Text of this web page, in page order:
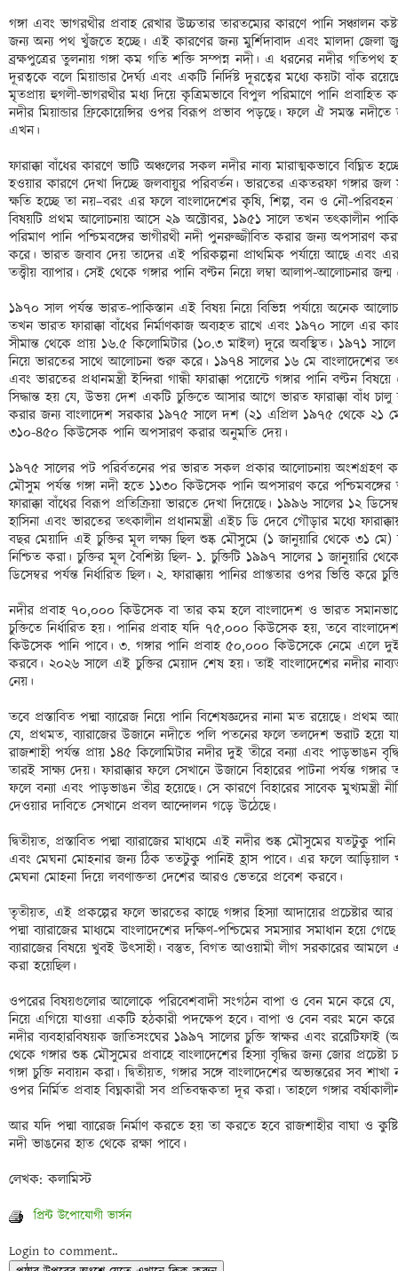
গঙ্গা এবং ভাগরথীর প্রবাহ রেখার উচ্চতার তারতম্যের কারণে পানি সঞ্চালন
জন্য অন্য পথ খুঁজতে হচ্ছে। এই কারণের জন্য মুর্শিদাবাদ এবং মালদা জেলা
ব্রক্ষপুত্রের তুলনায় গঙ্গা কম গতি শক্তি সম্পন্ন নদী। এ ধরনের নদীর
দূরত্বকে বলে মিয়ান্ডার দৈর্ঘ্য এবং একটি নির্দিষ্ট দূরত্বের মধ্যে কয়টা বাঁক
মৃতপ্রায় হুগলী-ভাগরথীর মধ্য দিয়ে কৃত্রিমভাবে বিপুল পরিমাণে পানি
নদীর মিয়ান্ডার ফ্রিকোয়েন্সির ওপর বিরূপ প্রভাব পড়ছে। ফলে ঐ সমস্ত নদীতে
এখন।
ফারাক্কা বাঁধের কারণে ভাটি অঞ্চলের সকল নদীর নাব্য মারাত্মকভাবে বিঘ্নিত
হওয়ার কারণে দেখা দিচ্ছে জলবায়ুর পরিবর্তন। ভারতের একতরফা গঙ্গার জল
ক্ষতি হচ্ছে তা নয়–বরং এর ফলে বাংলাদেশের কৃষি, শিল্প, বন ও নৌ-পরিবহন
বিষয়টি প্রথম আলোচনায় আসে ২৯ অক্টোবর, ১৯৫১ সালে তখন তৎকালীন
পরিমাণ পানি পশ্চিমবঙ্গের ভাগীরথী নদী পুনরুজ্জীবিত করার জন্য অপসারণ
করে। ভারত জবাব দেয় তাদের এই পরিকল্পনা প্রাথমিক পর্যায়ে আছে এবং
তত্ত্বীয় ব্যাপার। সেই থেকে গঙ্গার পানি বণ্টন নিয়ে লম্বা আলাপ-আলোচনার
১৯৭০ সাল পর্যন্ত ভারত-পাকিস্তান এই বিষয় নিয়ে বিভিন্ন পর্যায়ে অনেক
তখন ভারত ফারাক্কা বাঁধের নির্মাণকাজ অব্যহত রাখে এবং ১৯৭০ সালে এর
সীমান্ত থেকে প্রায় ১৬.৫ কিলোমিটার (১০.৩ মাইল) দূরে অবস্থিত। ১৯৭১
নিয়ে ভারতের সাথে আলোচনা শুরু করে। ১৯৭৪ সালের ১৬ মে বাংলাদেশের
এবং ভারতের প্রধানমন্ত্রী ইন্দিরা গান্ধী ফারাক্কা পয়েন্টে গঙ্গার পানি বণ্টন
সিদ্ধান্ত হয় যে, উভয় দেশ একটি চুক্তিতে আসার আগে ভারত ফারাক্কা বাঁধ
করার জন্য বাংলাদেশ সরকার ১৯৭৫ সালে দশ (২১ এপ্রিল ১৯৭৫ থেকে ২১
৩১০-৪৫০ কিউসেক পানি অপসারণ করার অনুমতি দেয়।
১৯৭৫ সালের পট পরির্বতনের পর ভারত সকল প্রকার আলোচনায় অংশগ্রহণ
মৌসুম পর্যন্ত গঙ্গা নদী হতে ১১৩০ কিউসেক পানি অপসারণ করে পশ্চিমবঙ্গের
ফারাক্কা বাঁধের বিরূপ প্রতিক্রিয়া ভারতে দেখা দিয়েছে। ১৯৯৬ সালের ১২
হাসিনা এবং ভারতের তৎকালীন প্রধানমন্ত্রী এইচ ডি দেবে গৌড়ার মধ্যে
বছর মেয়াদি এই চুক্তির মূল লক্ষ্য ছিল শুষ্ক মৌসুমে (১ জানুয়ারি থেকে ৩১ মে)
নিশ্চিত করা। চুক্তির মূল বৈশিষ্ট্য ছিল- ১. চুক্তিটি ১৯৯৭ সালের ১ জানুয়ারি
ডিসেম্বর পর্যন্ত নির্ধারিত ছিল। ২. ফারাক্কায় পানির প্রাপ্ততার ওপর ভিত্তি করে
নদীর প্রবাহ ৭০,০০০ কিউসেক বা তার কম হলে বাংলাদেশ ও ভারত
চুক্তিতে নির্ধারিত হয়। পানির প্রবাহ যদি ৭৫,০০০ কিউসেক হয়, তবে
কিউসেক পানি পাবে। ৩. গঙ্গার পানি প্রবাহ ৫০,০০০ কিউসেকে নেমে এলে
করবে। ২০২৬ সালে এই চুক্তির মেয়াদ শেষ হয়। তাই বাংলাদেশের নদীর
নেয়।
তবে প্রস্তাবিত পদ্মা ব্যারেজ নিয়ে পানি বিশেষজ্ঞদের নানা মত রয়েছে।
যে, প্রথমত, ব্যারাজের উজানে নদীতে পলি পতনের ফলে তলদেশ ভরাট হয়ে
রাজশাহী পর্যন্ত প্রায় ১৪৫ কিলোমিটার নদীর দুই তীরে বন্যা এবং পাড়ভাঙন
তারই সাক্ষ্য দেয়। ফারাক্কার ফলে সেখানে উজানে বিহারের পাটনা পর্যন্ত
ফলে বন্যা এবং পাড়ভাঙন তীব্র হয়েছে। সে কারণে বিহারের সাবেক মুখ্যমন্ত্রী
দেওয়ার দাবিতে সেখানে প্রবল আন্দোলন গড়ে উঠেছে।
দ্বিতীয়ত, প্রস্তাবিত পদ্মা ব্যারাজের মাধ্যমে এই নদীর শুষ্ক মৌসুমের যতটুকু
এবং মেঘনা মোহনার জন্য ঠিক ততটুকু পানিই হ্রাস পাবে। এর ফলে আড়িয়াল
মেঘনা মোহনা দিয়ে লবণাক্ততা দেশের আরও ভেতরে প্রবেশ করবে।
তৃতীয়ত, এই প্রকল্পের ফলে ভারতের কাছে গঙ্গার হিস্যা আদায়ের প্রচেষ্টার
পদ্মা ব্যারাজের মাধ্যমে বাংলাদেশের দক্ষিণ-পশ্চিমের সমস্যার সমাধান হয়ে
ব্যারাজের বিষয়ে খুবই উৎসাহী। বস্তুত, বিগত আওয়ামী লীগ সরকারের আমলে
করা হয়েছিল।
ওপরের বিষয়গুলোর আলোকে পরিবেশবাদী সংগঠন বাপা ও বেন মনে করে যে,
নিয়ে এগিয়ে যাওয়া একটি হঠকারী পদক্ষেপ হবে। বাপা ও বেন বরং মনে
নদীর ব্যবহারবিষয়ক জাতিসংঘের ১৯৯৭ সালের চুক্তি স্বাক্ষর এবং ররেটিফাই
থেকে গঙ্গার শুষ্ক মৌসুমের প্রবাহে বাংলাদেশের হিস্যা বৃদ্ধির জন্য জোর
গঙ্গা চুক্তি নবায়ন করা। দ্বিতীয়ত, গঙ্গার সঙ্গে বাংলাদেশের অভ্যন্তরের সব
ওপর নির্মিত প্রবাহ বিঘ্নকারী সব প্রতিবন্ধকতা দূর করা। তাহলে গঙ্গার
আর যদি পদ্মা ব্যারেজ নির্মাণ করতে হয় তা করতে হবে রাজশাহীর বাঘা ও
নদী ভাঙনের হাত থেকে রক্ষা পাবে।
প্রিন্ট উপোযোগী ভার্সন
Login to comment..